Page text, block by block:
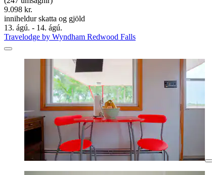
9.098 kr.
inniheldur skatta og gjöld
13. ágú. - 14. ágú.
Travelodge by Wyndham Redwood Falls